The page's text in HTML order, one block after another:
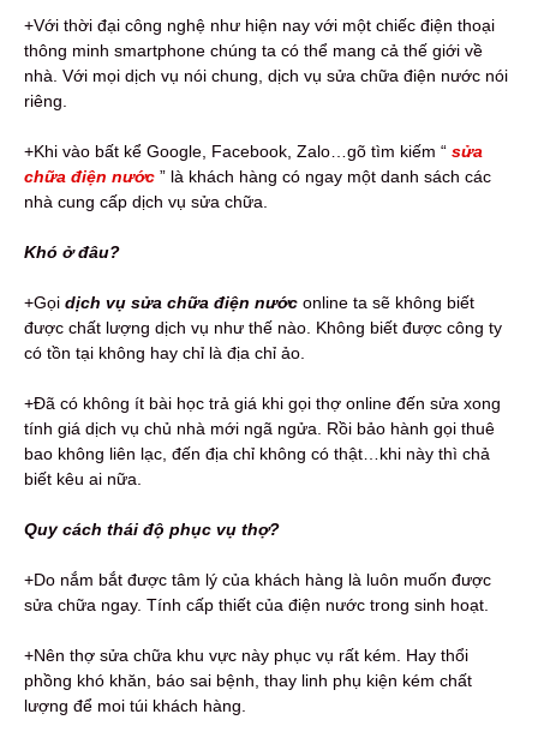
+Với thời đại công nghệ như hiện nay với một chiếc điện thoại
thông minh smartphone chúng ta có thể mang cả thế giới về
nhà. Với mọi dịch vụ nói chung, dịch vụ sửa chữa điện nước nói
riêng.
+Khi vào bất kể Google, Facebook, Zalo…gõ tìm kiếm “ sửa
chữa điện nước ” là khách hàng có ngay một danh sách các
nhà cung cấp dịch vụ sửa chữa.
Khó ở đâu?
+Gọi dịch vụ sửa chữa điện nước online ta sẽ không biết
được chất lượng dịch vụ như thế nào. Không biết được công ty
có tồn tại không hay chỉ là địa chỉ ảo.
+Đã có không ít bài học trả giá khi gọi thợ online đến sửa xong
tính giá dịch vụ chủ nhà mới ngã ngửa. Rồi bảo hành gọi thuê
bao không liên lạc, đến địa chỉ không có thật…khi này thì chả
biết kêu ai nữa.
Quy cách thái độ phục vụ thợ?
+Do nắm bắt được tâm lý của khách hàng là luôn muốn được
sửa chữa ngay. Tính cấp thiết của điện nước trong sinh hoạt.
+Nên thợ sửa chữa khu vực này phục vụ rất kém. Hay thổi
phồng khó khăn, báo sai bệnh, thay linh phụ kiện kém chất
lượng để moi túi khách hàng.